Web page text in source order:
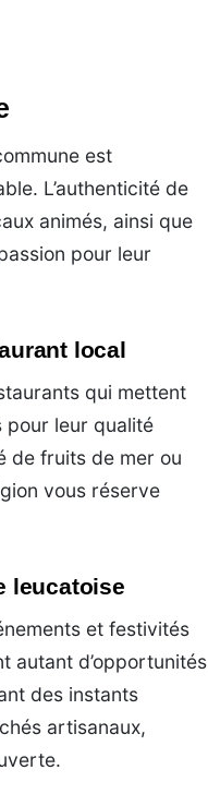
est
L’authenticité de
animés, ainsi que
pour leur
local
qui mettent
pour leur qualité
de fruits de mer ou
vous réserve
leucatoise
et festivités
autant d’opportunités
des instants
artisanaux,